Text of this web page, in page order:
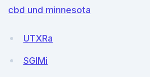
cbd und minnesota
UTXRa
SGIMi